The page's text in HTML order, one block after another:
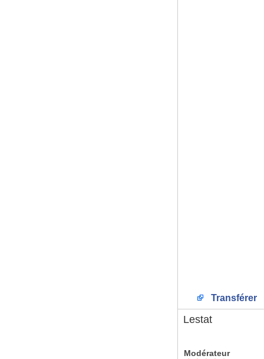
Transférer
Lestat
Modérateur